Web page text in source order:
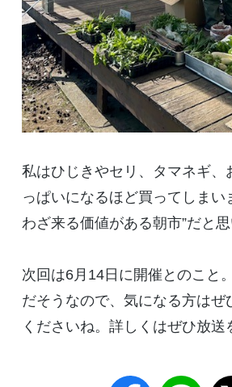
私はひじきやセリ、タマネギ、
っぱいになるほど買ってしまい
わざ来る価値がある朝市”だと思
次回は6月 14日に開催とのこと
だそうなので、気になる方はぜ
くださいね。詳しくはぜひ放送